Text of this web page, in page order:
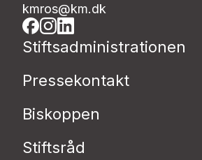
kmros@km.dk
Stiftsadministrationen
Pressekontakt
Biskoppen
Stiftsråd